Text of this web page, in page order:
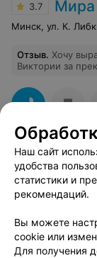
3.7 Мира
Минск, ул. К.
Отзыв. Хочу
Виктории за
Хороший
сказать
ним,на
надо
Миру,не
супер результат.
Смотрите
Минске
Наш сайт
удобства
статистики и
рекомендаций.
Вы можете
cookie или
Для получения